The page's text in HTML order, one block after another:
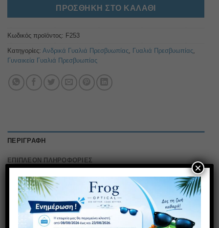
ΠΡΟΣΘΉΚΗ ΣΤΟ ΚΑΛΆΘΙ
Κωδικός προϊόντος: F253
Κατηγορίες: Ανδρικά Γυαλιά Πρεσβυωπίας Γυαλιά Πρεσβυωπίας
Γυναικεία Γυαλιά Πρεσβυωπίας
ΠΕΡΙΓΡΑΦΉ
ΕΠΙΠΛΈΟΝ ΠΛΗΡΟΦΟΡΊΕΣ
Γυαλιά πρεσβυωπίας σε μπορντό χρώμα. Πιστοποίηση
ΕΟΦ για τους φακούς.
Τα γυαλιά FROG OPTICAL αποτελούν την ιδανική
επιλογή για άνετο και ξεκούραστο διάβασμα. Το
×